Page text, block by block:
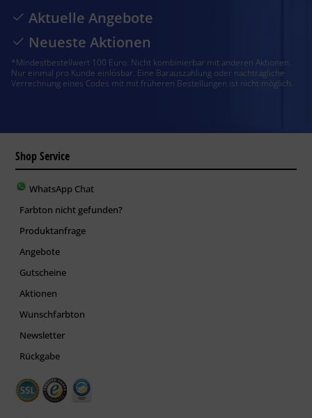
Aktuelle Angebote
Neueste Aktionen
*Mindestbestellwert 100 Euro. Nicht kombinierbar mit anderen Aktionen.
Nur einmal pro Kunde einlösbar. Eine Barauszahlung oder nachträgliche
Verrechnung eines Codes mit mit früheren Bestellungen ist nicht möglich.
Shop Service
WhatsApp Chat
Farbton nicht gefunden?
Produktanfrage
Angebote
Gutscheine
Aktionen
Wunschfarbton
Newsletter
Rückgabe